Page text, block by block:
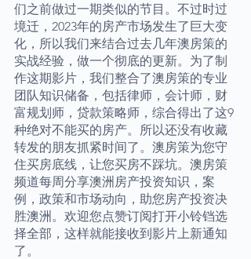
们之前做过一期类似的节目。不过时过
境迁，2023年的房产市场发生了巨大变
化，所以我们来结合过去几年澳房策的
实战经验，做一个彻底的更新。为了制
作这期影片，我们整合了澳房策的专业
团队知识储备，包括律师，会计师，财
富规划师，贷款策略师，综合得出了这9
种绝对不能买的房产。所以还没有收藏
转发的朋友抓紧时间了。澳房策为您守
住买房底线，让您买房不踩坑。澳房策
频道每周分享澳洲房产投资知识，案
例，政策和市场动向，助您房产投资决
胜澳洲。欢迎您点赞订阅打开小铃铛选
择全部，这样就能接收到影片上新通知
了。